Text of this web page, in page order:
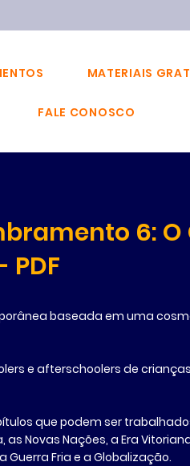
MATERIAIS
FALE CONOSCO
6:
PDF
baseada em uma
e afterschoolers de
que podem ser
as Novas Nações, a Era
Guerra Fria e a Globalização.